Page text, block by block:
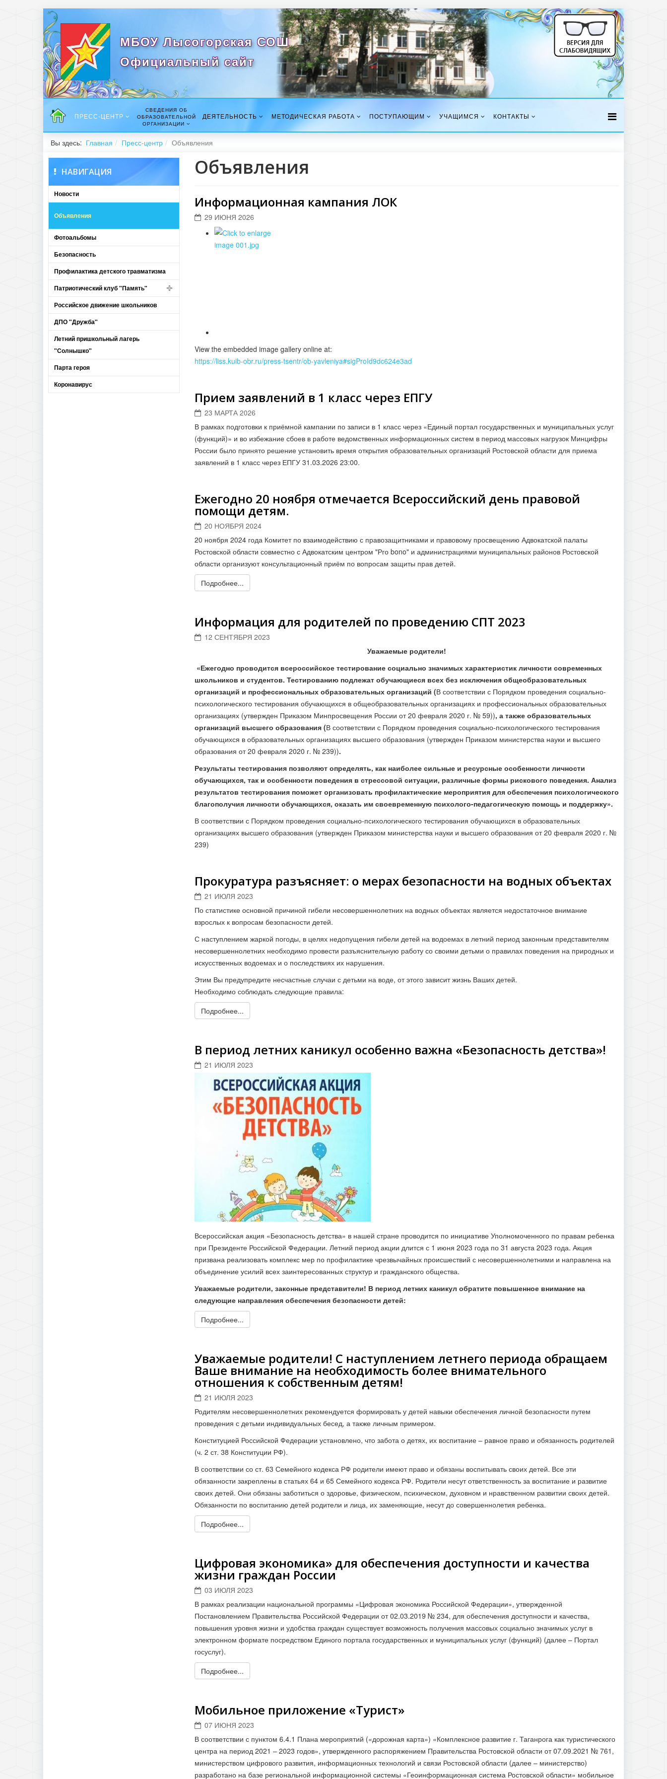
МБОУ Лысогорская СОШ
Официальный сайт
ПРЕСС-ЦЕНТР
СВЕДЕНИЯ ОБ
ОБРАЗОВАТЕЛЬНОЙ
ОРГАНИЗАЦИИ
ДЕЯТЕЛЬНОСТЬ МЕТОДИЧЕСКАЯ РАБОТА ПОСТУПАЮЩИМ УЧАЩИМСЯ КОНТАКТЫ
Вы здесь: Главная Пресс-центр Объявления
НАВИГАЦИЯ
Новости
Объявления
Фотоальбомы
Безопасность
Профилактика детского травматизма
Патриотический клуб "Память"
Российское движение школьников
ДПО "Дружба"
Летний пришкольный лагерь
"Солнышко"
Парта героя
Коронавирус
Объявления
Информационная кампания ЛОК
29 ИЮНЯ 2026
View the embedded image gallery online at:
https://liss.kuib-obr.ru/press-tsentr/ob-yavleniya#sigProId9dc624e3ad
Прием заявлений в 1 класс через ЕПГУ
23 МАРТА 2026
В рамках подготовки к приёмной кампании по записи в 1 класс через «Единый портал государственных и муниципальных услуг
(функций)» и во избежание сбоев в работе ведомственных информационных систем в период массовых нагрузок Минцифры
России было принято решение установить время открытия образовательных организаций Ростовской области для приема
заявлений в 1 класс через ЕПГУ 31.03.2026 23:00.
Ежегодно 20 ноября отмечается Всероссийский день правовой
помощи детям.
20 НОЯБРЯ 2024
20 ноября 2024 года Комитет по взаимодействию с правозащитниками и правовому просвещению Адвокатской палаты
Ростовской области совместно с Адвокатским центром "Рго bono" и администрациями муниципальных районов Ростовской
области организуют консультационный приём по вопросам защиты прав детей.
Подробнее...
Информация для родителей по проведению СПТ 2023
12 СЕНТЯБРЯ 2023
Уважаемые родители!
«Ежегодно проводится всероссийское тестирование социально значимых характеристик личности современных
школьников и студентов. Тестированию подлежат обучающиеся всех без исключения общеобразовательных
организаций и профессиональных образовательных организаций (В соответствии с Порядком проведения социально-
психологического тестирования обучающихся в общеобразовательных организациях и профессиональных образовательных
организациях (утвержден Приказом Минпросвещения России от 20 февраля 2020 г. № 59)), а также образовательных
организаций высшего образования (В соответствии с Порядком проведения социально-психологического тестирования
обучающихся в образовательных организациях высшего образования (утвержден Приказом министерства науки и высшего
образования от 20 февраля 2020 г. № 239)).
Результаты тестирования позволяют определять, как наиболее сильные и ресурсные особенности личности
обучающихся, так и особенности поведения в стрессовой ситуации, различные формы рискового поведения. Анализ
результатов тестирования поможет организовать профилактические мероприятия для обеспечения психологического
благополучия личности обучающихся, оказать им своевременную психолого-педагогическую помощь и поддержку».
В соответствии с Порядком проведения социально-психологического тестирования обучающихся в образовательных
организациях высшего образования (утвержден Приказом министерства науки и высшего образования от 20 февраля 2020 г. №
239)
Прокуратура разъясняет: о мерах безопасности на водных объектах
21 ИЮЛЯ 2023
По статистике основной причиной гибели несовершеннолетних на водных объектах является недостаточное внимание
взрослых к вопросам безопасности детей.
С наступлением жаркой погоды, в целях недопущения гибели детей на водоемах в летний период законным представителям
несовершеннолетних необходимо провести разъяснительную работу со своими детьми о правилах поведения на природных и
искусственных водоемах и о последствиях их нарушения.
Этим Вы предупредите несчастные случаи с детьми на воде, от этого зависит жизнь Ваших детей.
Необходимо соблюдать следующие правила:
Подробнее...
В период летних каникул особенно важна «Безопасность детства»!
21 ИЮЛЯ 2023
Всероссийская акция «Безопасность детства» в нашей стране проводится по инициативе Уполномоченного по правам ребенка
при Президенте Российской Федерации. Летний период акции длится с 1 июня 2023 года по 31 августа 2023 года. Акция
призвана реализовать комплекс мер по профилактике чрезвычайных происшествий с несовершеннолетними и направлена на
объединение усилий всех заинтересованных структур и гражданского общества.
Уважаемые родители, законные представители! В период летних каникул обратите повышенное внимание на
следующие направления обеспечения безопасности детей:
Подробнее...
Уважаемые родители! С наступлением летнего периода обращаем
Ваше внимание на необходимость более внимательного
отношения к собственным детям!
21 ИЮЛЯ 2023
Родителям несовершеннолетних рекомендуется формировать у детей навыки обеспечения личной безопасности путем
проведения с детьми индивидуальных бесед, а также личным примером.
Конституцией Российской Федерации установлено, что забота о детях, их воспитание – равное право и обязанность родителей
(ч. 2 ст. 38 Конституции РФ).
В соответствии со ст. 63 Семейного кодекса РФ родители имеют право и обязаны воспитывать своих детей. Все эти
обязанности закреплены в статьях 64 и 65 Семейного кодекса РФ. Родители несут ответственность за воспитание и развитие
своих детей. Они обязаны заботиться о здоровье, физическом, психическом, духовном и нравственном развитии своих детей.
Обязанности по воспитанию детей родители и лица, их заменяющие, несут до совершеннолетия ребенка.
Подробнее...
Цифровая экономика» для обеспечения доступности и качества
жизни граждан России
03 ИЮЛЯ 2023
В рамках реализации национальной программы «Цифровая экономика Российской Федерации», утвержденной
Постановлением Правительства Российской Федерации от 02.03.2019 № 234, для обеспечения доступности и качества,
повышения уровня жизни и удобства граждан существует возможность получения массовых социально значимых услуг в
электронном формате посредством Единого портала государственных и муниципальных услуг (функций) (далее – Портал
госуслуг).
Подробнее...
Мобильное приложение «Турист»
07 ИЮНЯ 2023
В соответствии с пунктом 6.4.1 Плана мероприятий («дорожная карта») «Комплексное развитие г. Таганрога как туристического
центра на период 2021 – 2023 годов», утвержденного распоряжением Правительства Ростовской области от 07.09.2021 № 761,
министерством цифрового развития, информационных технологий и связи Ростовской области (далее – министерство)
разработано на базе региональной информационной системы «Геоинформационная система Ростовской области» мобильное